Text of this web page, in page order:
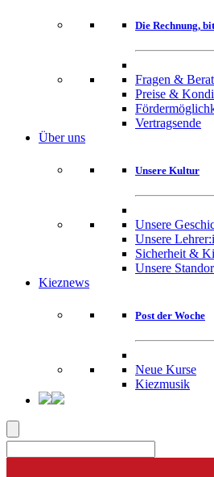
Die Rechnung,
Fragen &
Preise &
Vertragsende
Über uns
Unsere Kultur
Unsere
Unsere
Sicherheit &
Unsere
Kieznews
Post der Woche
Neue Kurse
Kiezmusik